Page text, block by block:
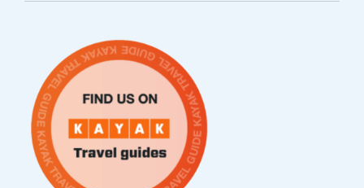
Услови за плаќање и испорака
Наши партнери